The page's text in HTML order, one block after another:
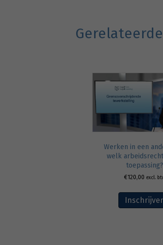
Werken in een
welk
toepassing?
€120,00 excl.